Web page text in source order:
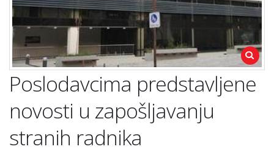
Poslodavcima predstavljene
novosti u zapošljavanju
stranih radnika